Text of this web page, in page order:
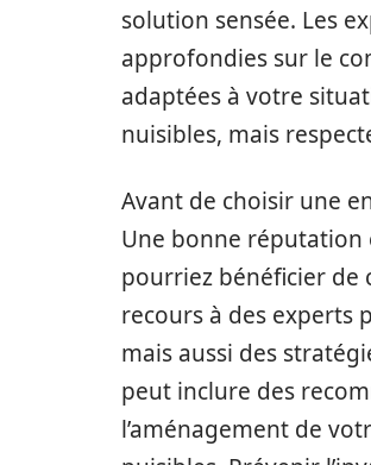
solution sensée. Les
approfondies sur le
adaptées à votre
nuisibles, mais
Avant de choisir une
Une bonne réputation
pourriez bénéficier de
recours à des experts
mais aussi des
peut inclure des
l’aménagement de